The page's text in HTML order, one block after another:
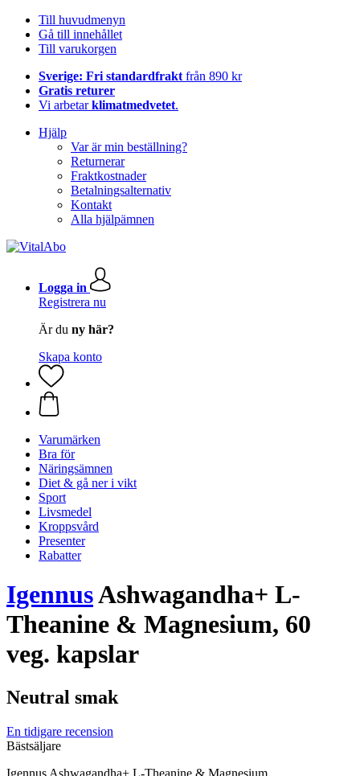
Till huvudmenyn
Gå till innehållet
Till varukorgen
Sverige: Fri standardfrakt från 890 kr
Gratis returer
Vi arbetarklimatmedvetet.
Hjälp
Var är min beställning?
Returnerar
Fraktkostnader
Betalningsalternativ
Kontakt
Alla hjälpämnen
Logga in
Registrera nu
Är du ny här?
Skapa konto
Varumärken
Bra för
Näringsämnen
Diet & gå ner i vikt
Sport
Livsmedel
Kroppsvård
Presenter
Rabatter
IgennusAshwagandha+ L-
Theanine & Magnesium, 60
veg. kapslar
Neutral smak
En tidigare recension
Bästsäljare
Igennus Ashwagandha+ L-Theanine & Magnesium